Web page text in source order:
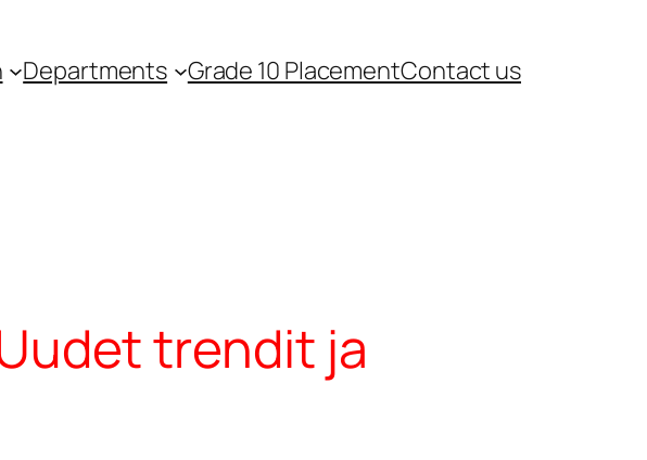
Departments Grade 10 PlacementContact us
trendit ja